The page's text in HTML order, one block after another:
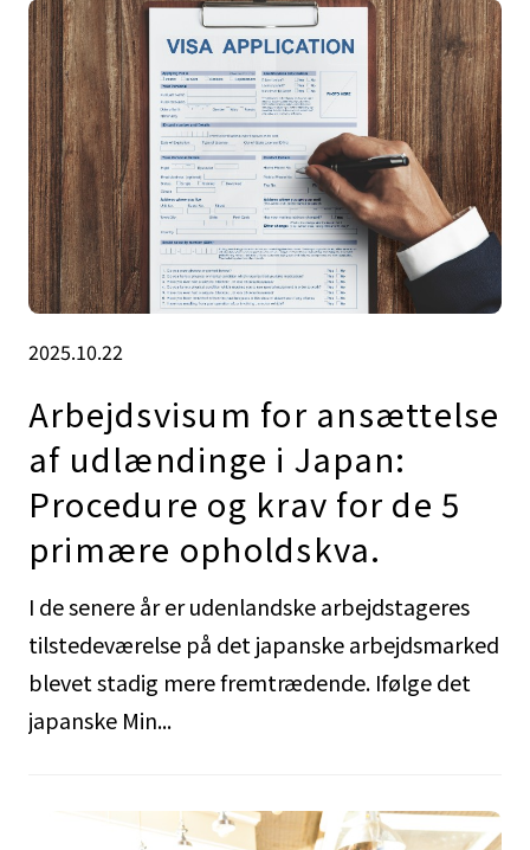
2025.10.22
Arbejdsvisum for ansættelse
af udlændinge i Japan:
Procedure og krav for de 5
primære opholdskva.
I de senere år er udenlandske arbejdstageres
tilstedeværelse på det japanske arbejdsmarked
blevet stadig mere fremtrædende. Ifølge det
japanske Min...